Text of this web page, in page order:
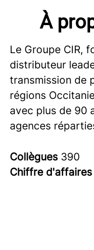
À
Le Groupe CIR,
distributeur
transmission de
régions
avec plus de 90
agences
Collègues 390
Chiffre d'affaires